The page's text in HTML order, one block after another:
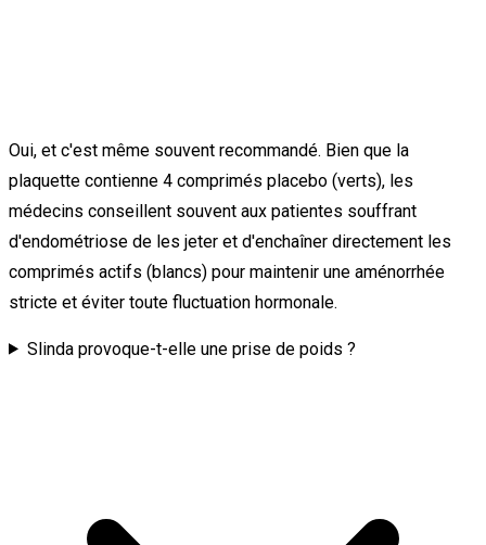
Oui, et c'est même souvent recommandé. Bien que la
plaquette contienne 4 comprimés placebo (verts), les
médecins conseillent souvent aux patientes souffrant
d'endométriose de les jeter et d'enchaîner directement les
comprimés actifs (blancs) pour maintenir une aménorrhée
stricte et éviter toute fluctuation hormonale.
Slinda provoque-t-elle une prise de poids ?